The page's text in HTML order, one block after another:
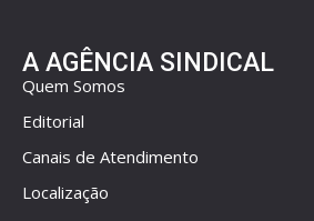
A AGÊNCIA SINDICAL
Quem Somos
Editorial
Canais de Atendimento
Localização